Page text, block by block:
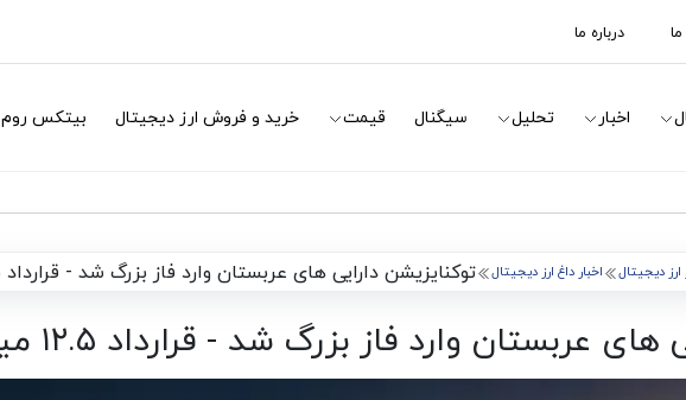
درباره ما
اخبار تحلیل سیگنال قیمت خرید و فروش ارز دیجیتال بیتکس روم
ارز دیجیتال اخبار داغ ارز دیجیتال توکنایزیشن دارایی های عربستان وارد فاز بزرگ شد - قرارداد ۱۲.۵ میلیارد دلاری برای املاک واقعی
وارد فاز بزرگ شد - قرارداد ۱۲.۵ میلیارد دلاری برای املاک واقعی